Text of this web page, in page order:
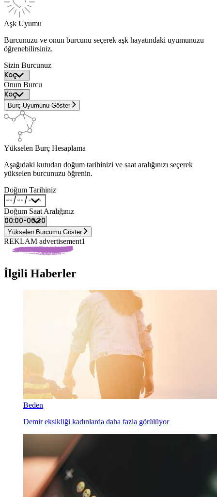
Aşk Uyumu
Burcunuzu ve onun burcunu seçerek aşk hayatındaki uyumunuzu
öğrenebilirsiniz.
Sizin Burcunuz
Onun Burcu
Burç Uyumunu Göster
Yükselen Burç Hesaplama
Aşağıdaki kutudan doğum tarihinizi ve saat aralığınızı seçerek
yükselen burcunuzu öğrenin.
Doğum Tarihiniz
Doğum Saat Aralığınız
Yükselen Burcumu Göster
REKLAM advertisement1
İlgili Haberler
Beden
Demir eksikliği kadınlarda daha fazla görülüyor